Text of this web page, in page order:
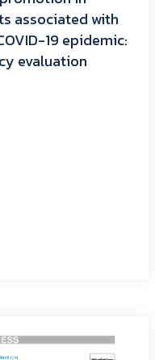
associated with
19 epidemic:
evaluation